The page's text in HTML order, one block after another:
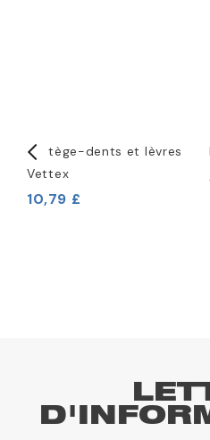
Protège-dents et lèvres
Vettex
10,79 £